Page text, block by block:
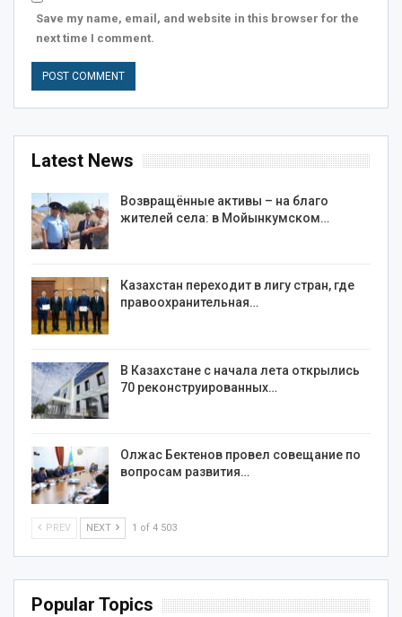
Save my name, email, and website in this browser for the
next time I comment.
Latest News
Возвращённые активы – на благо
жителей села: в Мойынкумском…
Казахстан переходит в лигу стран, где
правоохранительная…
В Казахстане с начала лета открылись
70 реконструированных…
Олжас Бектенов провел совещание по
вопросам развития…
PREV NEXT 1 of 4 503
Popular Topics